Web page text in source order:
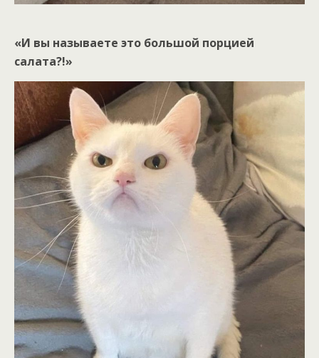
«И вы называете это большой порцией
салата?!»